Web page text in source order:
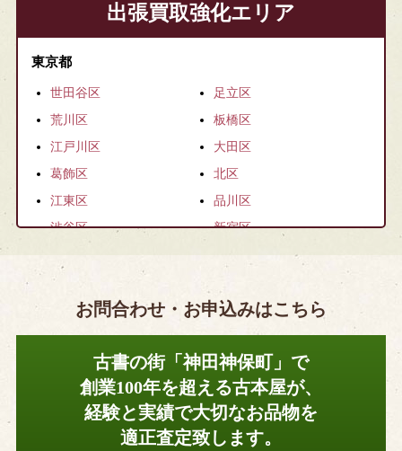
出張買取強化エリア
東京都
世田谷区
足立区
荒川区
板橋区
江戸川区
大田区
葛飾区
北区
江東区
品川区
渋谷区
新宿区
台東区
千代田区
豊島区
練馬区
文京区
目黒区
中野区
日野市
調布市
国立市
府中市
お問合わせ・お申込みはこちら
古書の街「神田神保町」で
創業100年を超える古本屋が、
経験と実績で大切なお品物を
適正査定致します。